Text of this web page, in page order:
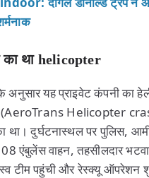
का था helicopter
अनुसार यह प्राइवेट कंपनी का
(AeroTrans Helicopter
दुर्घटनास्थल पर पुलिस,
एंबुलेंस वाहन, तहसीलदार
टीम पहुंची और रेस्क्यू ऑपरेशन